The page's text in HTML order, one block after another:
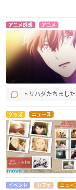
アニメ感想 アニメ
トリハダたちました
グッズ ニュース
イベント カフェ ニュー